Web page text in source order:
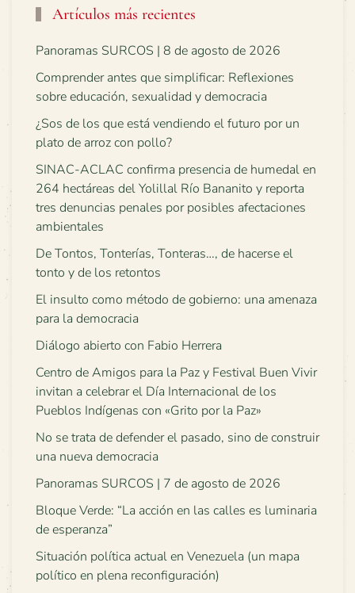
Artículos más recientes
Panoramas SURCOS | 8 de agosto de 2026
Comprender antes que simplificar: Reflexiones
sobre educación, sexualidad y democracia
¿Sos de los que está vendiendo el futuro por un
plato de arroz con pollo?
SINAC-ACLAC confirma presencia de humedal en
264 hectáreas del Yolillal Río Bananito y reporta
tres denuncias penales por posibles afectaciones
ambientales
De Tontos, Tonterías, Tonteras…, de hacerse el
tonto y de los retontos
El insulto como método de gobierno: una amenaza
para la democracia
Diálogo abierto con Fabio Herrera
Centro de Amigos para la Paz y Festival Buen Vivir
invitan a celebrar el Día Internacional de los
Pueblos Indígenas con «Grito por la Paz»
No se trata de defender el pasado, sino de construir
una nueva democracia
Panoramas SURCOS | 7 de agosto de 2026
Bloque Verde: “La acción en las calles es luminaria
de esperanza”
Situación política actual en Venezuela (un mapa
político en plena reconfiguración)